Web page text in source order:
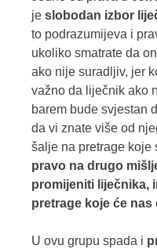
je slobodan izbor
to podrazumijeva i
ukoliko smatrate da
ako nije suradljiv, jer
važno da liječnik ako
barem bude svjestan
da vi znate više od
šalje na pretrage koje
pravo na drugo
promijeniti liječnika,
pretrage koje će
U ovu grupu spada i